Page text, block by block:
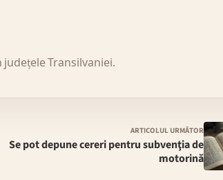
Transilvaniei.
ARTICOLUL URMĂTOR
Se pot depune cereri pentru subvenţia de
motorină